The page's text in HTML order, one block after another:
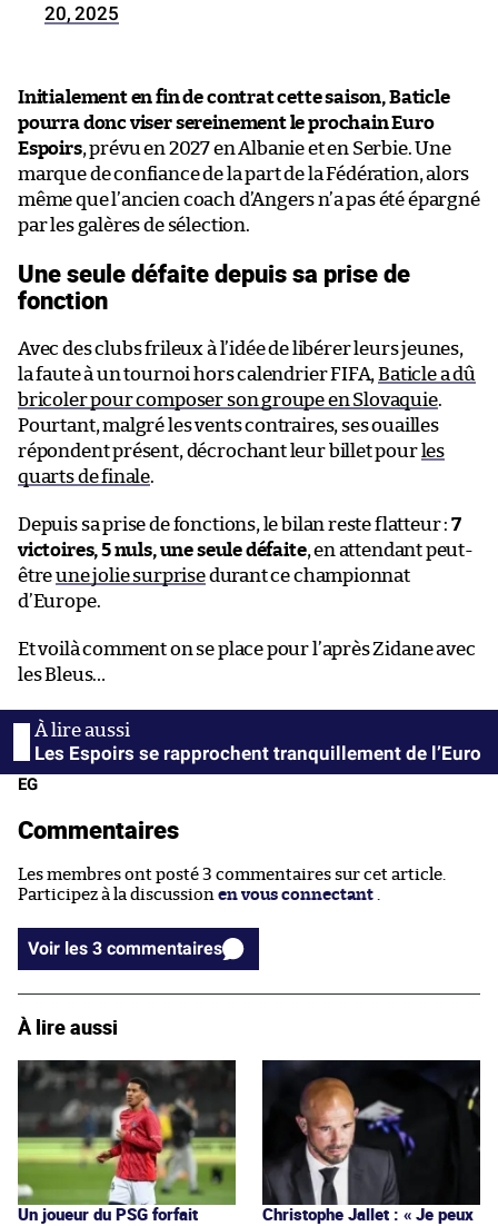
20, 2025
Initialement en fin de contrat cette saison, Baticle
pourra donc viser sereinement le prochain Euro
Espoirs, prévu en 2027 en Albanie et en Serbie. Une
marque de confiance de la part de la Fédération, alors
même que l’ancien coach d’Angers n’a pas été épargné
par les galères de sélection.
Une seule défaite depuis sa prise de
fonction
Avec des clubs frileux à l’idée de libérer leurs jeunes,
la faute à un tournoi hors calendrier FIFA,Baticle a dû
bricoler pour composer son groupe en Slovaquie.
Pourtant, malgré les vents contraires, ses ouailles
répondent présent, décrochant leur billet pour les
quarts de finale.
Depuis sa prise de fonctions, le bilan reste flatteur : 7
victoires, 5 nuls, une seule défaite, en attendant peut-
êtreune jolie surprisedurant ce championnat
d’Europe.
Et voilà comment on se place pour l’après Zidane avec
les Bleus…
Les Espoirs se rapprochent tranquillement de l’Euro
EG
Commentaires
Les membres ont posté 3 commentaires sur cet article.
Participez à la discussion en vous connectant
Voir les 3 commentaires
À lire aussi
Un joueur du PSG forfait
Christophe Jallet : « Je peux